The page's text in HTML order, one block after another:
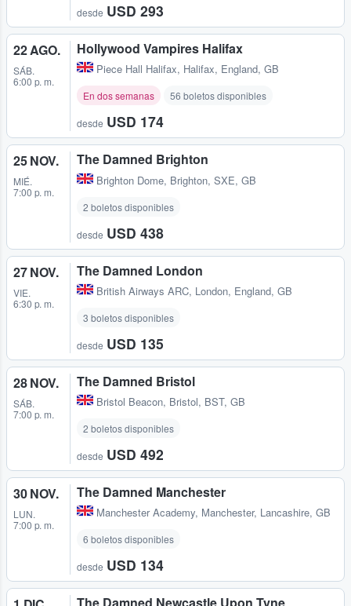
desde USD 293
22 AGO.
SÁB.
6:00 p. m.
Hollywood Vampires Halifax
Piece Hall Halifax, Halifax, England, GB
En dos semanas 56 boletos disponibles
desde USD 174
25 NOV.
MIÉ.
7:00 p. m.
The Damned Brighton
Brighton Dome, Brighton, SXE, GB
2 boletos disponibles
desde USD 438
27 NOV.
VIE.
6:30 p. m.
The Damned London
British Airways ARC, London, England, GB
3 boletos disponibles
desde USD 135
28 NOV.
SÁB.
7:00 p. m.
The Damned Bristol
Bristol Beacon, Bristol, BST, GB
2 boletos disponibles
desde USD 492
30 NOV.
LUN.
7:00 p. m.
The Damned Manchester
Manchester Academy, Manchester, Lancashire, GB
6 boletos disponibles
desde USD 134
The Damned Newcastle Upon Tyne